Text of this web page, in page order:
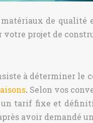
de
projet de
à déterminer le
. Selon vos
tarif fixe et
avoir demandé